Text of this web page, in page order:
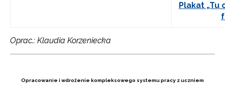
Plakat „Tu
Oprac.: Klaudia Korzeniecka
Opracowanie i wdrożenie kompleksowego systemu pracy z uczniem